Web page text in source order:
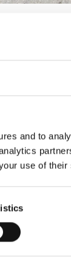
and to
use of
durch
des